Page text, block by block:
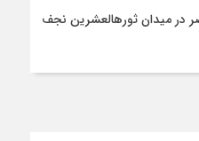
در میدان ثورهالعشرین نجف